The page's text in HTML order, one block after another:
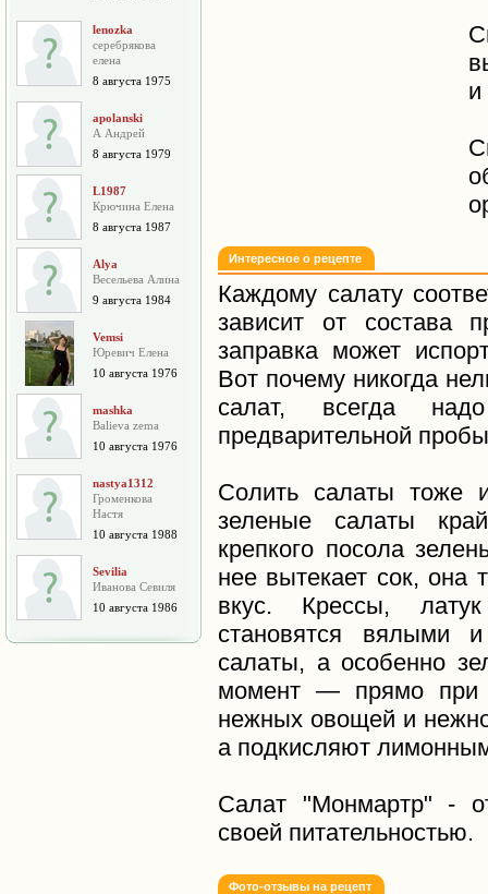
lenozka
серебрякова
елена
8 августа 1975
apolanski
А Андрей
8 августа 1979
L1987
Крючина Елена
8 августа 1987
Alya
Весельева Алина
9 августа 1984
Vemsi
Юревич Елена
10 августа 1976
mashka
Balieva zema
10 августа 1976
nastya1312
Громенкова
Настя
10 августа 1988
Sevilia
Иванова Севиля
10 августа 1986
и
Интересное о рецепте
Каждому салату
зависит от состава
заправка может
Вот почему никогда
салат, всегда
предварительной
Солить салаты тоже
зеленые салаты
крепкого посола
нее вытекает сок, она
вкус. Крессы,
становятся вялыми
салаты, а особенно
момент — прямо при
нежных овощей и
а подкисляют
Салат "Монмартр" -
своей питательностью.
Фото-отзывы на рецепт